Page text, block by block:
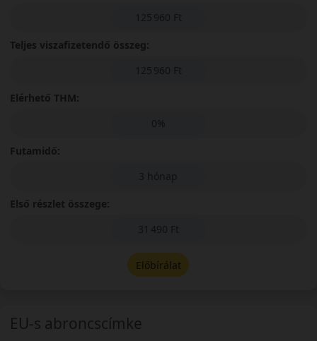
125 960 Ft
Teljes viszafizetendő összeg:
125 960 Ft
Elérhető THM:
0%
Futamidő:
3 hónap
Első részlet összege:
31 490 Ft
Előbírálat
EU-s abroncscímke